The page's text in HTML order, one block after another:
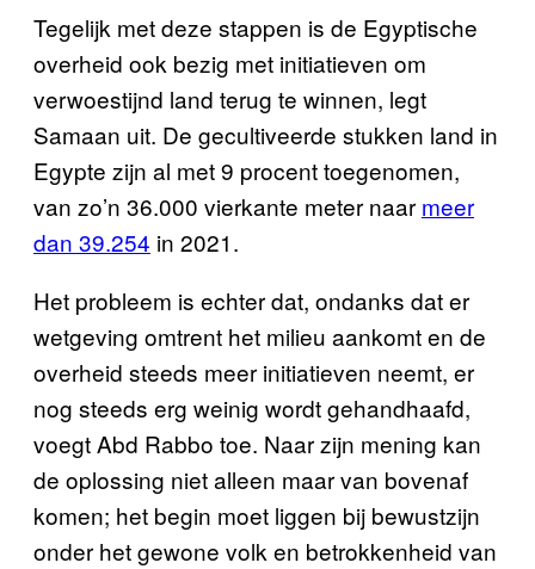
Tegelijk met deze stappen is de Egyptische
overheid ook bezig met initiatieven om
verwoestijnd land terug te winnen, legt
Samaan uit. De gecultiveerde stukken land in
Egypte zijn al met 9 procent toegenomen,
van zo’n 36.000 vierkante meter naar meer
dan 39.254 in 2021.
Het probleem is echter dat, ondanks dat er
wetgeving omtrent het milieu aankomt en de
overheid steeds meer initiatieven neemt, er
nog steeds erg weinig wordt gehandhaafd,
voegt Abd Rabbo toe. Naar zijn mening kan
de oplossing niet alleen maar van bovenaf
komen; het begin moet liggen bij bewustzijn
onder het gewone volk en betrokkenheid van